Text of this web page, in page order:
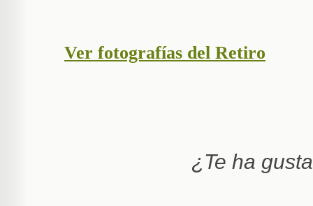
Ver fotografías del Retiro
¿Te ha